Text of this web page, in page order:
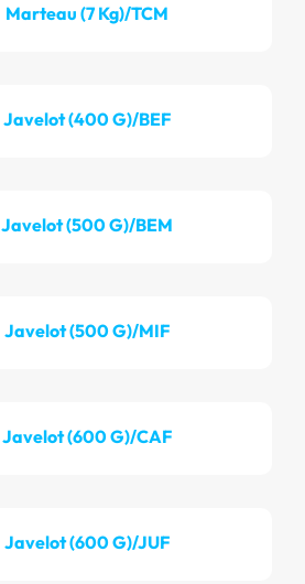
Marteau (7 Kg)/TCM
Javelot (400 G)/BEF
Javelot (500 G)/BEM
Javelot (500 G)/MIF
Javelot (600 G)/CAF
Javelot (600 G)/JUF